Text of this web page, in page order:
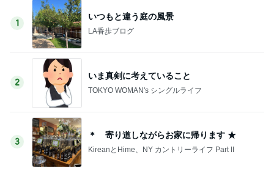
1
いつもと違う庭の風景
LA香歩ブログ
2
いま真剣に考えていること
TOKYO WOMAN's シングルライフ
3
＊ 寄り道しながらお家に帰ります ★
KireanとHime、NY カントリーライフ Part II